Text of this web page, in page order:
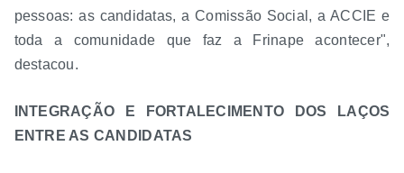
pessoas: as candidatas, a Comissão Social, a ACCIE e
toda a comunidade que faz a Frinape acontecer",
destacou.
INTEGRAÇÃO E FORTALECIMENTO DOS LAÇOS
ENTRE AS CANDIDATAS